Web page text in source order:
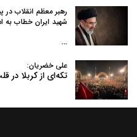
رهبر معظم انقلاب
شهید ایران خطاب به
…
علی خضریان:
تکه‌ای از کربلا در